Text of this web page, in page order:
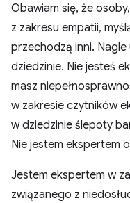
Obawiam się, że
z zakresu empatii,
przechodzą inni.
dziedzinie. Nie jesteś
masz
w zakresie czytników
w dziedzinie ślepoty
Nie jestem ekspertem
Jestem ekspertem w
związanego z